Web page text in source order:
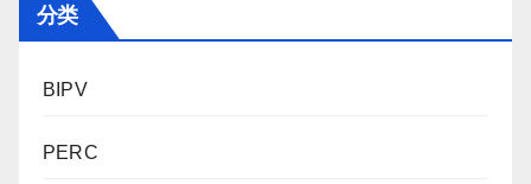
分类
BIPV
PERC